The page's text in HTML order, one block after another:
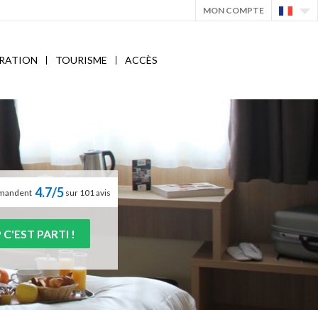
MON COMPTE
TOURISME ACCÈS
4.7/5 sur 101 avis